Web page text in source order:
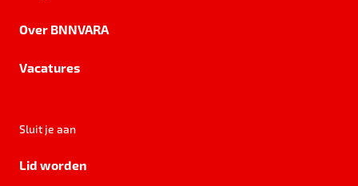
Over BNNVARA
Vacatures
Sluit je aan
Lid worden